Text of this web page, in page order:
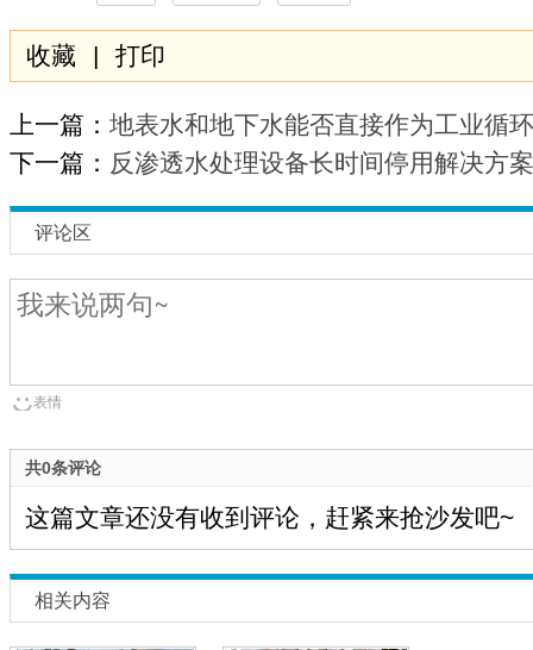
收藏 | 打印
上一篇： 地表水和地下水能否直接作为工业循
下一篇： 反渗透水处理设备长时间停用解决方案
评论区
表情
共0条评论
这篇文章还没有收到评论，赶紧来抢沙发吧~
相关内容